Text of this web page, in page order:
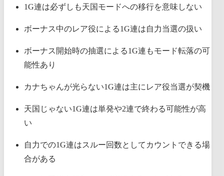
1G連は必ずしも天国モードへの移行を意味しない
ボーナス中のレア役による1G連は自力当選の扱い
ボーナス開始時の抽選による1G連もモード転落の可
能性あり
カナちゃんが光らない1G連は主にレア役当選が契機
天国じゃない1G連は単発や2連で終わる可能性が高
い
自力での1G連はスルー回数としてカウントできる場
合がある